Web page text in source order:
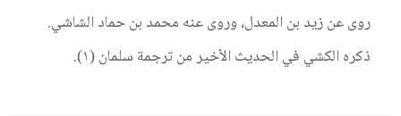
روى عن زيد بن المعدل، وروى عنه محمد بن حماد الشاشي.
ذكره الكشي في الحديث الأخير من ترجمة سلمان (١).